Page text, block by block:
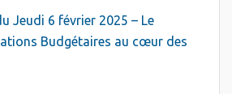
Jeudi 6 février 2025 – Le
Budgétaires au cœur des